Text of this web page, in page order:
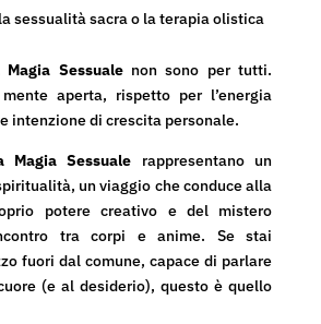
sessualità sacra o la terapia olistica
Sessualenon sono per tutti.
aperta, rispetto per l’energia
intenzione di crescita personale.
Magia Sessuale rappresentano un
un viaggio che conduce alla
potere creativo e del mistero
tra corpi e anime. Se stai
fuori dal comune, capace di parlare
(e al desiderio), questo è quello